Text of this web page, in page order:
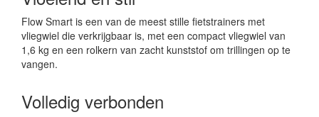
Flow Smart is een van de meest stille fietstrainers met
vliegwiel die verkrijgbaar is, met een compact vliegwiel van
1,6 kg en een rolkern van zacht kunststof om trillingen op te
vangen.
Volledig verbonden